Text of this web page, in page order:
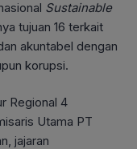
Sustainable
tujuan 16 terkait
akuntabel dengan
korupsi.
Regional 4
Utama PT
jajaran